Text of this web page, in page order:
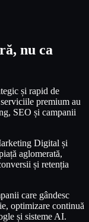
nu ca
și rapid de
premium au
SEO și campanii
Digital și
aglomerată,
și retenția
care gândesc
optimizare continuă
și sisteme AI.